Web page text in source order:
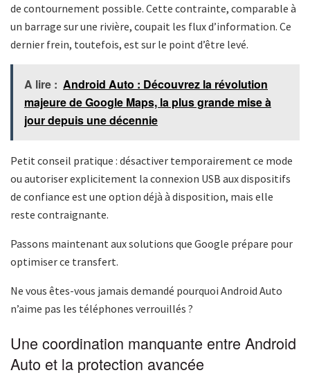
de contournement possible. Cette contrainte, comparable à
un barrage sur une rivière, coupait les flux d’information. Ce
dernier frein, toutefois, est sur le point d’être levé.
A lire : Android Auto : Découvrez la révolution
majeure de Google Maps, la plus grande mise à
jour depuis une décennie
Petit conseil pratique : désactiver temporairement ce mode
ou autoriser explicitement la connexion USB aux dispositifs
de confiance est une option déjà à disposition, mais elle
reste contraignante.
Passons maintenant aux solutions que Google prépare pour
optimiser ce transfert.
Ne vous êtes-vous jamais demandé pourquoi Android Auto
n’aime pas les téléphones verrouillés ?
Une coordination manquante entre Android
Auto et la protection avancée